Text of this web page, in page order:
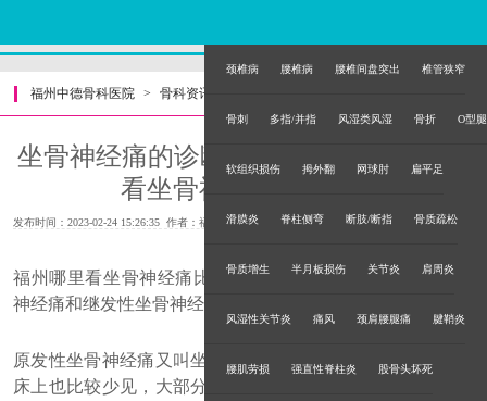
颈椎病 腰椎病 腰椎间盘突出 椎管狭窄
骨刺 多指/并指 风湿类风湿 骨折 O型腿
软组织损伤 拇外翻 网球肘 扁平足
滑膜炎 脊柱侧弯 断肢/断指 骨质疏松
骨质增生 半月板损伤 关节炎 肩周炎
风湿性关节炎 痛风 颈肩腰腿痛 腱鞘炎
腰肌劳损 强直性脊柱炎 股骨头坏死
福州中德骨科医院 > 骨科资讯
坐骨神经痛的诊断及康复治疗!福州哪里
看坐骨神经痛比较好?
发布时间：2023-02-24 15:26:35 作者：福州中德骨科医院
福州哪里看坐骨神经痛比较好?坐骨神经痛分为原发性坐骨
神经痛和继发性坐骨神经痛。
原发性坐骨神经痛又叫坐骨神经炎，目前发病原因不明，临
床上也比较少见，大部分出现症状的人群是以继发性坐骨神